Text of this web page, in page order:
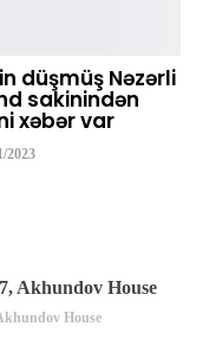
düşmüş Nəzərli
sakinindən
xəbər var
2023
House